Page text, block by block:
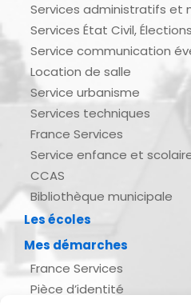
Services administratifs et
Services État Civil,
Service communication
Location de salle
Service urbanisme
Services techniques
France Services
Service enfance et
CCAS
Bibliothèque municipale
Les écoles
Mes démarches
France Services
Pièce d’identité